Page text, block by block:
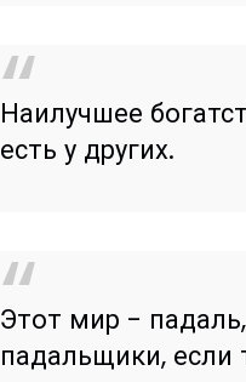
Наилучшее
есть у других.
Этот мир -
падальщики,